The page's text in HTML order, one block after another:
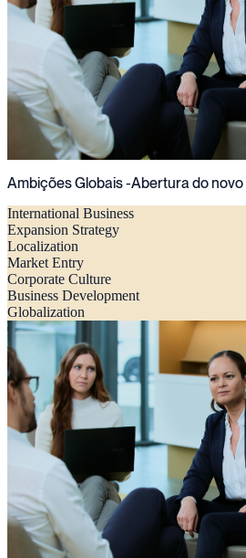
Ambições Globais -Abertura do
International Business
Expansion Strategy
Localization
Market Entry
Corporate Culture
Business Development
Globalization